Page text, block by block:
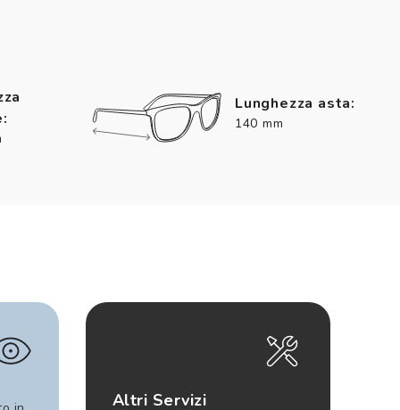
Lunghezza asta:
140 mm
Altri Servizi